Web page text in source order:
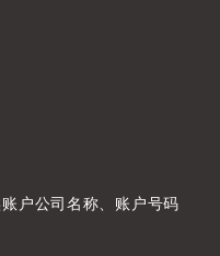
户公司名称、账户号码